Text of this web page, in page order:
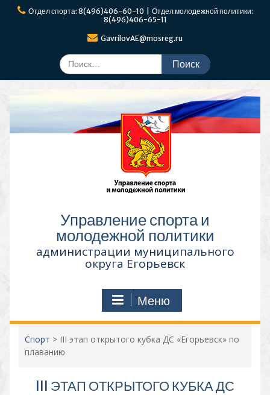
ПерейтиОтдел спорта: 8(496)406-60-10 | Отдел молодежной политики:
8(496)406-65-11
GavrilovAE@mosreg.ru
Поиск
по:
Управление спорта и
молодежной политики
администрации муниципального
округа Егорьевск
Меню
Спорт > III этап открытого кубка ДС «Егорьевск» по
плаванию
III ЭТАП ОТКРЫТОГО КУБКА ДС